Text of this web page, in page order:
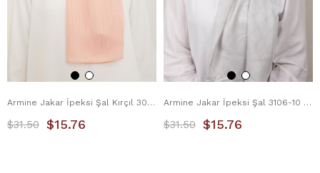
Armine Jakar İpeksi Şal Kırçıl 3098-12 Pembe
$15.76
$31.50
Armine Jakar İpeksi Şal 3106-10 Gümüş
$15.76
$31.50